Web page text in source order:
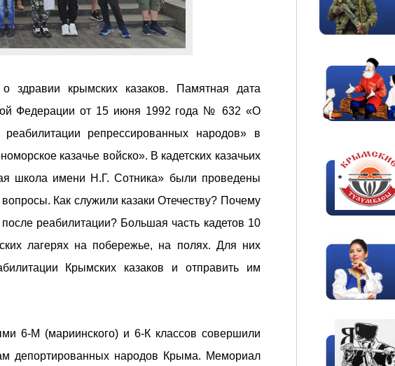
крымских казаков. Памятная дата
Федерации от 15 июня 1992 года № 632 «О
репрессированных народов» в
казачье войско». В кадетских казачьих
школа имени Н.Г. Сотника» были проведены
Как служили казаки Отечеству? Почему
реабилитации? Большая часть кадетов 10
лагерях на побережье, на полях. Для них
Крымских казаков и отправить им
6-М (мариинского) и 6-К классов совершили
депортированных народов Крыма. Мемориал